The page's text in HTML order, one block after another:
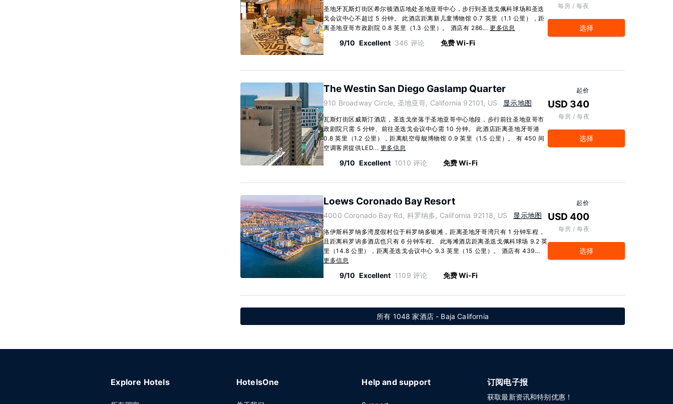
圣地牙瓦斯灯街区希尔顿酒店地处圣地亚哥中心，步行到圣迭戈佩科球场和圣迭
戈会议中心不超过 5 分钟。 此酒店距离新儿童博物馆 0.7 英里（1.1 公里），距
离圣地亚哥市政剧院 0.8 英里（1.3 公里）。 酒店有 286...更多信息
9/10 Excellent 346 评论 免费 Wi-Fi
每房 / 每夜
选择
The Westin San Diego Gaslamp Quarter
910 Broadway Circle, 圣地亚哥, California 92101, US 显示地图
瓦斯灯街区威斯汀酒店，圣迭戈坐落于圣地亚哥中心地段，步行前往圣地亚哥市
政剧院只需 5 分钟、前往圣迭戈会议中心需 10 分钟。 此酒店距离圣地牙哥港
0.8 英里（1.2 公里），距离航空母舰博物馆 0.9 英里（1.5 公里）。 有 450 间
空调客房提供LED... 更多信息
9/10 Excellent 1010 评论 免费 Wi-Fi
起价
USD 340
每房 / 每夜
选择
Loews Coronado Bay Resort
4000 Coronado Bay Rd, 科罗纳多, California 92118, US 显示地图
洛伊斯科罗纳多湾度假村位于科罗纳多银滩，距离圣地牙哥湾只有 1 分钟车程，
且距离科罗讷多酒店也只有 6 分钟车程。 此海滩酒店距离圣迭戈佩科球场 9.2 英
里（14.8 公里），距离圣迭戈会议中心 9.3 英里（15 公里）。 酒店有 439...
更多信息
9/10 Excellent 1109 评论 免费 Wi-Fi
起价
USD 400
每房 / 每夜
选择
所有 1048 家酒店 - Baja California
Explore Hotels HotelsOne Help and support 订阅电子报
获取最新资讯和特别优惠！